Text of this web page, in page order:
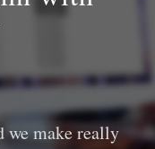
we make really